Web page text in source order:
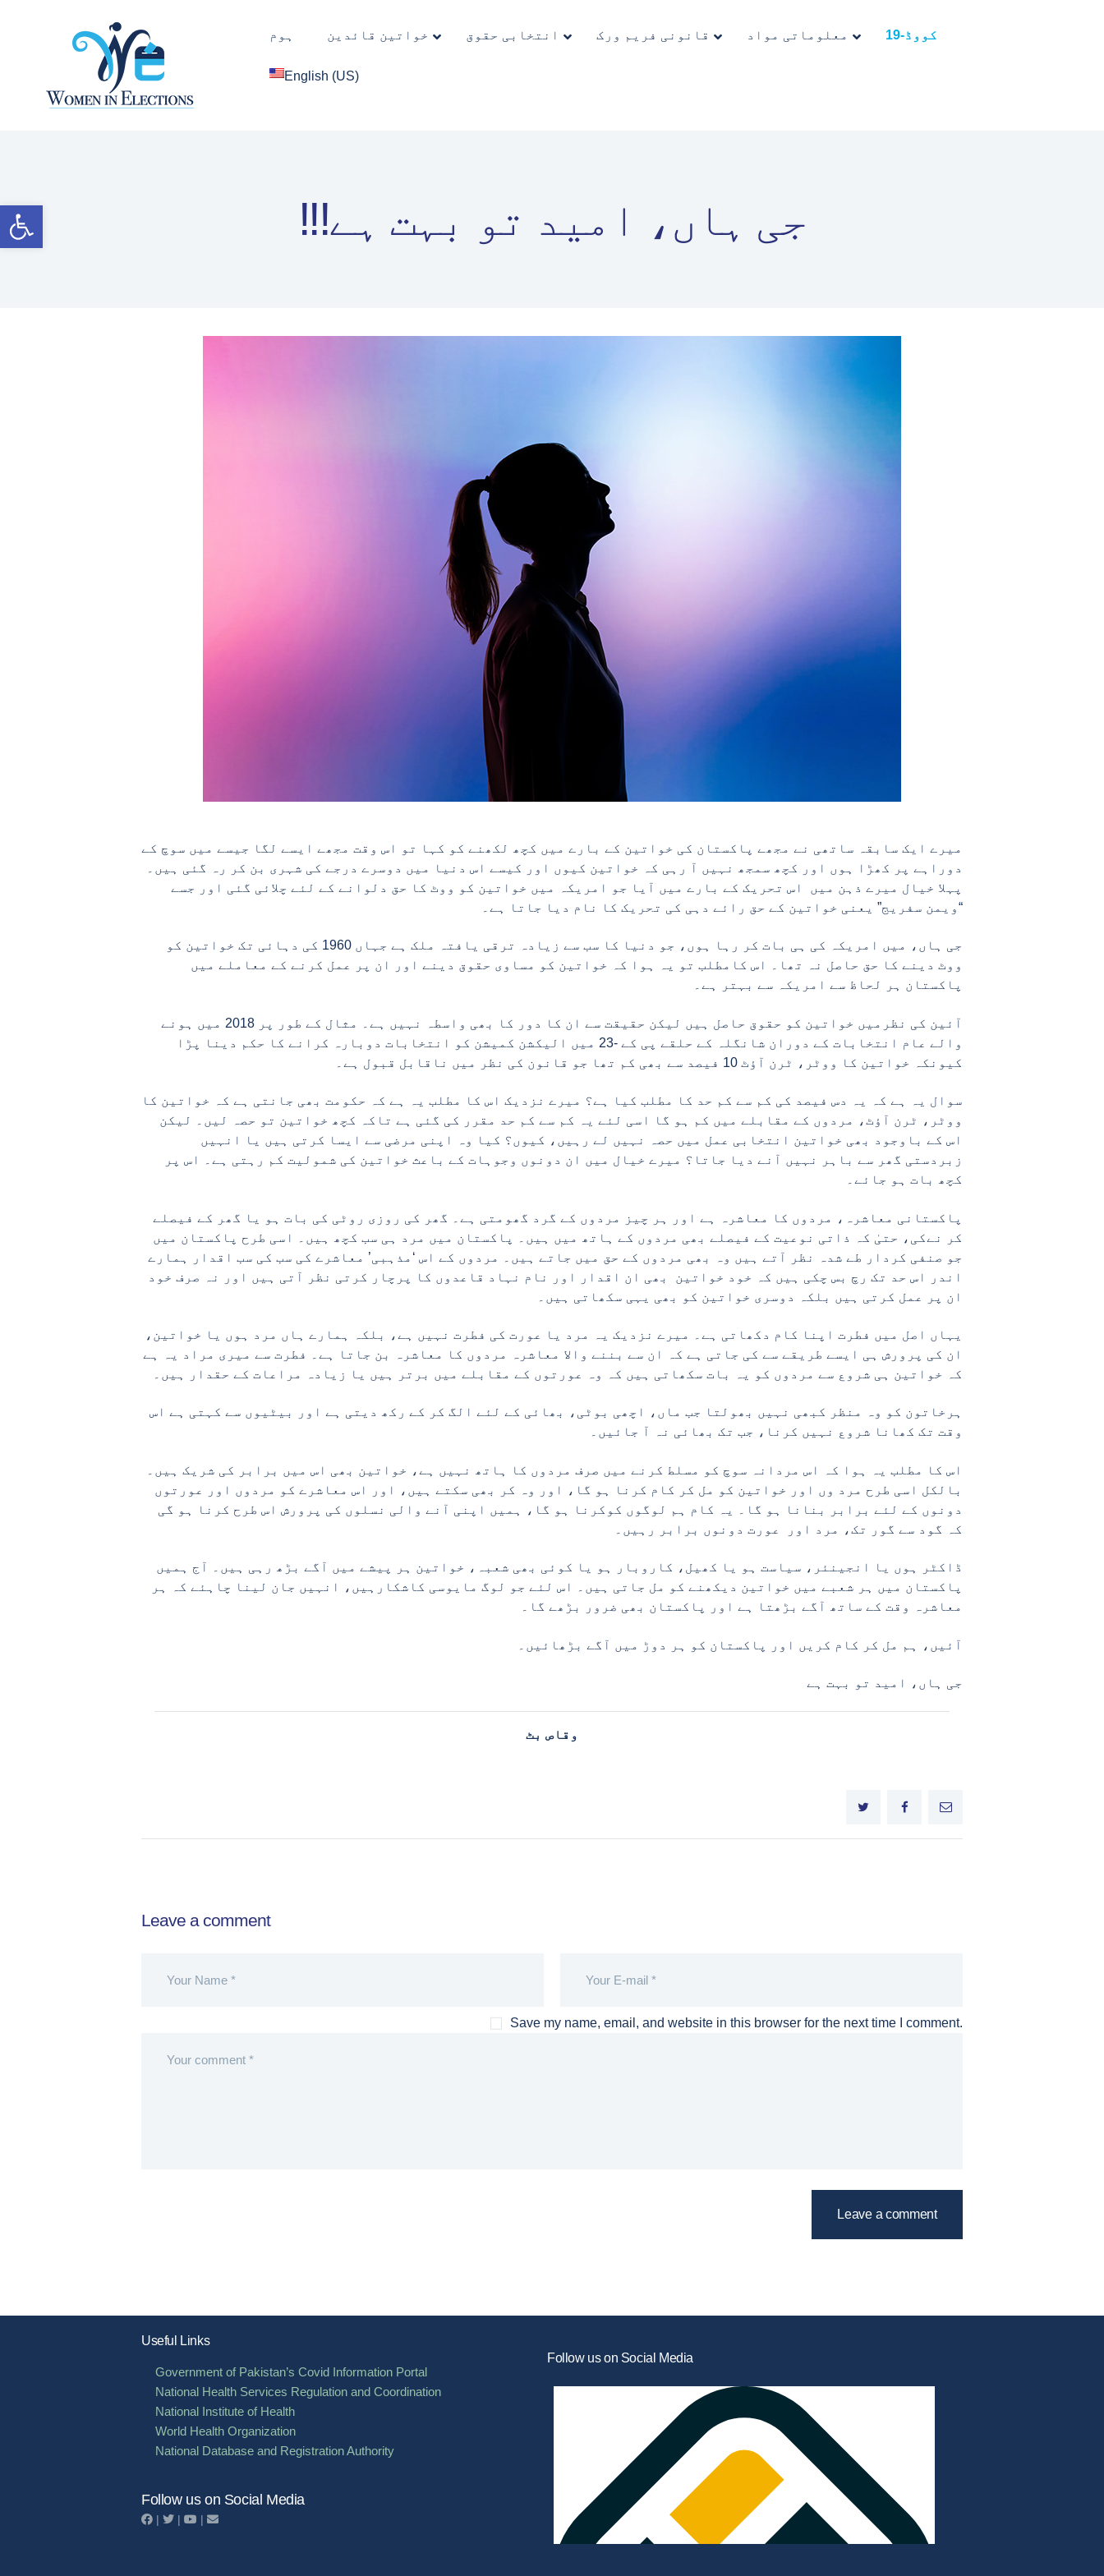
Open toolbar
ہوم خواتین قائدین انتخابی حقوق قانونی فریم ورک معلوماتی مواد کووڈ-19
English (US)
!!!جی ہاں، امید تو بہت ہے
خواتین قائدین
میرے ایک سابقہ ساتھی نے مجھے پاکستان کی خواتین کے بارے میں کچھ لکھنے کو کہا تو اس وقت مجھے ایسے لگا جیسے میں سوچ کے
دوراہے پر کھڑا ہوں اور کچھ سمجھ نہیں آ رہی کہ خواتین کیوں اور کیسے اس دنیا میں دوسرے درجے کی شہری بن کر رہ گئی ہیں۔
پہلا خیال میرے ذہن میں اس تحریک کے بارے میں آیا جو امریکہ میں خواتین کو ووٹ کا حق دلوانے کے لئے چلائی گئی اور جسے
“ویمن سفریج” یعنی خواتین کے حق رائے دہی کی تحریک کا نام دیا جاتا ہے۔
جی ہاں، میں امریکہ کی ہی بات کر رہا ہوں، جو دنیا کا سب سے زیادہ ترقی یافتہ ملک ہے جہاں 1960 کی دہائی تک خواتین کو
ووٹ دینے کا حق حاصل نہ تھا۔ اس کامطلب تو یہ ہوا کہ خواتین کو مساوی حقوق دینے اور ان پر عمل کرنے کے معاملے میں
پاکستان ہر لحاظ سے امریکہ سے بہتر ہے۔
آئین کی نظرمیں خواتین کو حقوق حاصل ہیں لیکن حقیقت سے ان کا دور کا بھی واسطہ نہیں ہے۔ مثال کے طور پر 2018 میں ہونے
والے عام انتخابات کے دوران شانگلہ کے حلقے پی کے -23 میں الیکشن کمیشن کو انتخابات دوبارہ کرانے کا حکم دینا پڑا
کیونکہ خواتین کا ووٹر، ٹرن آؤٹ 10 فیصد سے بھی کم تھا جو قانون کی نظر میں ناقابل قبول ہے۔
سوال یہ ہے کہ یہ دس فیصد کی کم سے کم حد کا مطلب کیا ہے؟ میرے نزدیک اس کا مطلب یہ ہے کہ حکومت بھی جانتی ہے کہ خواتین کا
ووٹر، ٹرن آؤٹ، مردوں کے مقابلے میں کم ہو گا اسی لئے یہ کم سے کم حد مقرر کی گئی ہے تاکہ کچھ خواتین تو حصہ لیں۔ لیکن
اس کے باوجود بھی خواتین انتخابی عمل میں حصہ نہیں لے رہیں، کیوں؟ کیا وہ اپنی مرضی سے ایسا کرتی ہیں یا انہیں
زبردستی گھر سے باہر نہیں آنے دیا جاتا؟ میرے خیال میں ان دونوں وجوہات کے باعث خواتین کی شمولیت کم رہتی ہے۔ اس پر
کچھ بات ہو جائے۔
پاکستانی معاشرہ، مردوں کا معاشرہ ہے اور ہر چیز مردوں کے گرد گھومتی ہے۔ گھر کی روزی روٹی کی بات ہو یا گھر کے فیصلے
کر نےکی، حتیٰ کہ ذاتی نوعیت کے فیصلے بھی مردوں کے ہاتھ میں ہیں۔ پاکستان میں مرد ہی سب کچھ ہیں۔ اسی طرح پاکستان میں
جو صنفی کردار طے شدہ نظر آتے ہیں وہ بھی مردوں کے حق میں جاتے ہیں۔ مردوں کے اس ‘مذہبی’ معاشرے کی سب کی سب اقدار ہمارے
اندر اس حد تک رچ بس چکی ہیں کہ خود خواتین بھی ان اقدار اور نام نہاد قاعدوں کا پرچار کرتی نظر آتی ہیں اور نہ صرف خود
ان پر عمل کرتی ہیں بلکہ دوسری خواتین کو بھی یہی سکھاتی ہیں۔
یہاں اصل میں فطرت اپنا کام دکھاتی ہے۔ میرے نزدیک یہ مرد یا عورت کی فطرت نہیں ہے، بلکہ ہمارے ہاں مرد ہوں یا خواتین،
ان کی پرورش ہی ایسے طریقے سے کی جاتی ہے کہ ان سے بننے والا معاشرہ مردوں کا معاشرہ بن جاتا ہے۔ فطرت سے میری مراد یہ ہے
کہ خواتین ہی شروع سے مردوں کو یہ بات سکھاتی ہیں کہ وہ عورتوں کے مقابلے میں برتر ہیں یا زیادہ مراعات کے حقدار ہیں۔
ہرخاتون کو وہ منظر کبھی نہیں بھولتا جب ماں، اچھی بوٹی، بھائی کے لئے الگ کر کے رکھ دیتی ہے اور بیٹیوں سے کہتی ہے اس
وقت تک کھانا شروع نہیں کرنا، جب تک بھائی نہ آ جائیں۔
اس کا مطلب یہ ہوا کہ اس مردانہ سوچ کو مسلط کرنے میں صرف مردوں کا ہاتھ نہیں ہے، خواتین بھی اس میں برابر کی شریک ہیں۔
بالکل اسی طرح مرد وں اور خواتین کو مل کر کام کرنا ہو گا، اور وہ کر بھی سکتے ہیں، اور اس معاشرے کو مردوں اور عورتوں
دونوں کے لئے برابر بنانا ہو گا۔ یہ کام ہم لوگوں کوکرنا ہو گا، ہمیں اپنی آنے والی نسلوں کی پرورش اس طرح کرنا ہو گی
کہ گود سے گور تک، مرد اور عورت دونوں برابر رہیں۔
ڈاکٹر ہوں یا انجینئر، سیاست ہو یا کھیل، کاروبار ہو یا کوئی بھی شعبہ، خواتین ہر پیشے میں آگے بڑھ رہی ہیں۔ آج ہمیں
پاکستان میں ہر شعبے میں خواتین دیکھنے کو مل جاتی ہیں۔ اس لئے جو لوگ مایوسی کاشکارہیں، انہیں جان لینا چاہئے کہ ہر
معاشرہ وقت کے ساتھ آگے بڑھتا ہے اور پاکستان بھی ضرور بڑھے گا۔
آئیں، ہم مل کر کام کریں اور پاکستان کو ہر دوڑ میں آگے بڑھائیں۔
جی ہاں، امید تو بہت ہے
وقاص بٹ
Leave a comment
Save my name, email, and website in this browser for the next time I comment.
Useful Links
Government of Pakistan’s Covid Information Portal
National Health Services Regulation and Coordination
National Institute of Health
World Health Organization
National Database and Registration Authority
Follow us on Social Media
| | |
Follow us on Social Media